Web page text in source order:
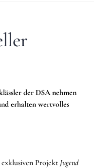
der DSA nehmen
erhalten wertvolles
Projekt Jugend